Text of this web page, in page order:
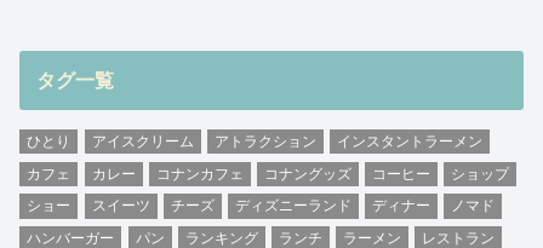
タグ一覧
ひとり アイスクリーム アトラクション
インスタントラーメン
カフェ
カレー コナンカフェ コナングッズ コーヒー
ショップ
ショー
スイーツ チーズ ディズニーランド ディナー
ノマド
ハンバーガー
パン ランキング ランチ ラーメン
レストラン